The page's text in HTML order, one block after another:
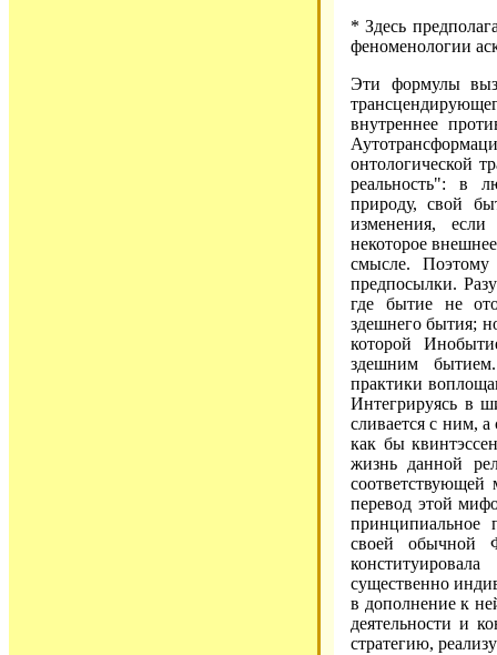
* Здесь
феноменологии
Эти формулы
внутреннее
онтологической
реальность": в
природу, свой
изменения,
некоторое
смысле. Поэтому
предпосылки.
где бытие не
здешнего бытия;
которой
здешним
практики
Интегрируясь в
сливается с ним,
как бы
жизнь данной
соответствующей
перевод этой
принципиальное
своей обычной
существенно
в дополнение к
деятельности и
стратегию,